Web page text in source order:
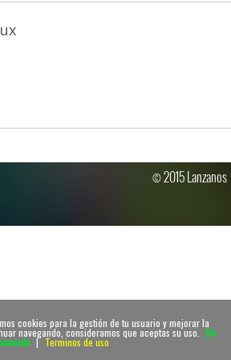
cookies para la gestión de tu usuario y mejorar la
navegando, consideramos que aceptas su uso. De
acuerdo | Terminos de uso
© 2015 Lanzanos